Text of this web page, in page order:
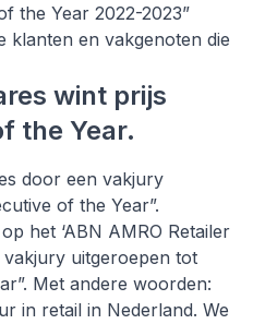
the Year 2022-2023”
klanten en vakgenoten die
wint prijs
the Year.
door een vakjury
of the Year”.
het ‘ABN AMRO Retailer
vakjury uitgeroepen tot
Met andere woorden:
in retail in Nederland. We